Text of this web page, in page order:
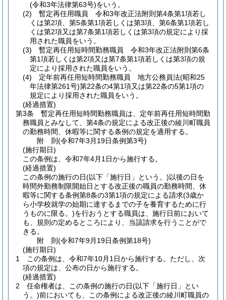
(令和3年法律第63号)をいう。
(2)
暫定再任用職員 令和3年改正法附則第4条第1項若し
くは第2項、第5条第1項若しくは第3項、第6条第1項若し
くは第2項又は第7条第1項若しくは第3項の規定により採
用された職員をいう。
(3)
暫定再任用短時間勤務職員 令和3年改正法附則第6条
第1項若しくは第2項又は第7条第1項若しくは第3項の規
定により採用された職員をいう。
(4)
定年前再任用短時間勤務職員 地方公務員法(昭和25
年法律第261号)第22条の4第1項又は第22条の5第1項の
規定により採用された職員をいう。
(経過措置)
第3条
暫定再任用短時間勤務職員は、定年前再任用短時間勤
務職員とみなして、第4条の規定による改正後の綾川町職員
の勤務時間、休暇等に関する条例の規定を適用する。
附 則(令和7年3月19日条例第3号)
(施行期日)
この条例は、令和7年4月1日から施行する。
(経過措置)
この条例の施行の日(以下「施行日」という。)以後の日を
時間外勤務制限開始日とする改正後の職員の勤務時間、休
暇等に関する条例第8条の3第1項の規定による請求(3歳か
ら小学校就学の始期に達するまでの子を養育するために行
うものに限る。)を行おうとする職員は、施行日前において
も、規則の定めるところにより、当該請求を行うことがで
きる。
附 則(令和7年9月19日条例第18号)
(施行期日)
1
この条例は、令和7年10月1日から施行する。 ただし、次
項の規定は、公布の日から施行する。
(経過措置)
2
任命権者は、この条例の施行の日(以下「施行日」とい
う。)前においても、この条例による改正後の綾川町職員の